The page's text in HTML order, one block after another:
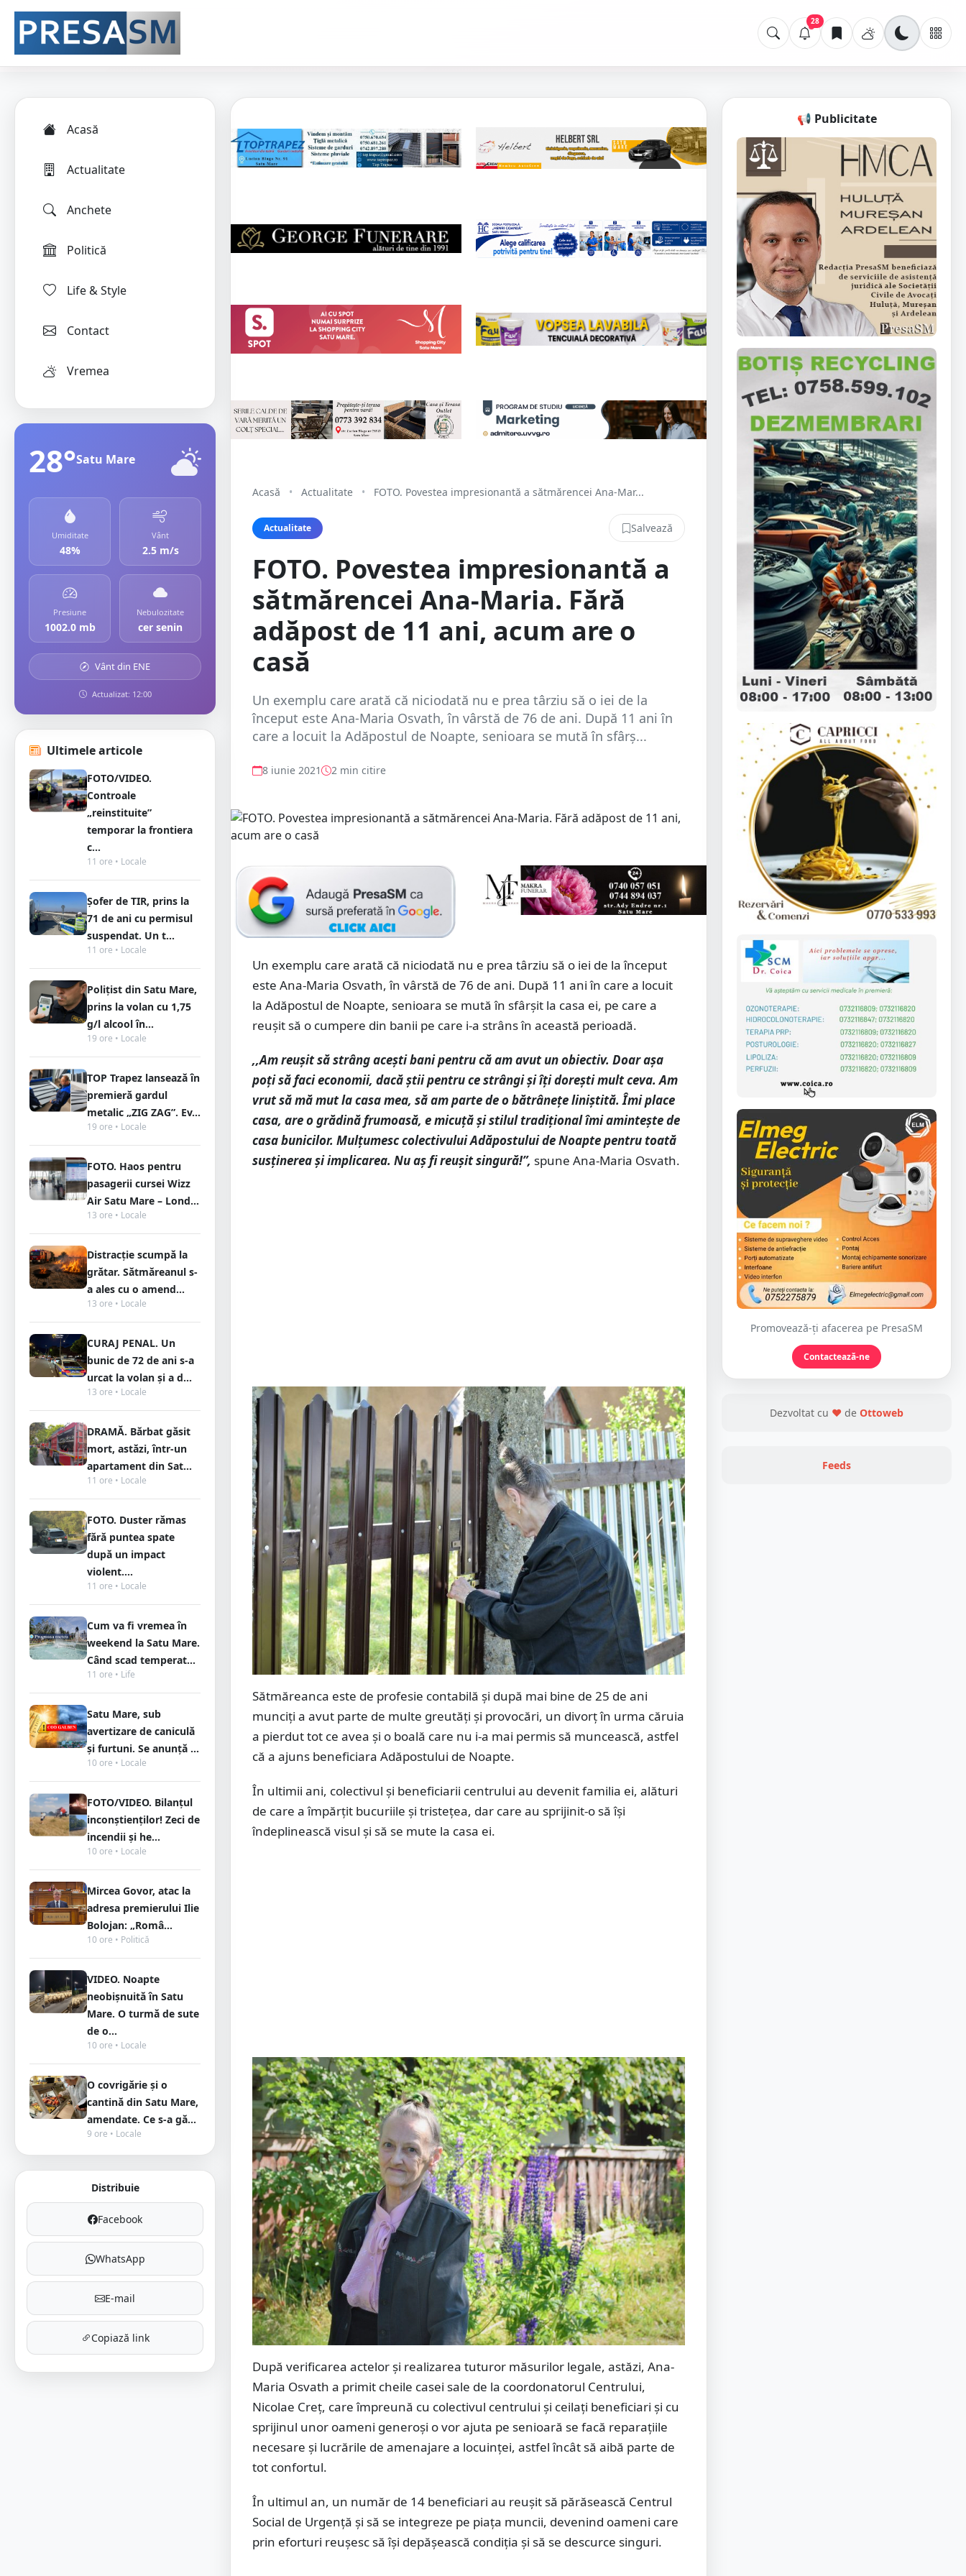
28
Acasă
Actualitate
Anchete
Politică
Life & Style
Contact
Vremea
28°Satu Mare
Umiditate
48%
Vânt
2.5 m/s
Presiune
1002.0 mb
Nebulozitate
cer senin
Vânt din ENE
Actualizat: 12:00
Ultimele articole
FOTO/VIDEO.
Controale
„reinstituite”
temporar la frontiera
c...
11 ore • Locale
Șofer de TIR, prins la
71 de ani cu permisul
suspendat. Un t...
11 ore • Locale
Polițist din Satu Mare,
prins la volan cu 1,75
g/l alcool în...
19 ore • Locale
TOP Trapez lansează în
premieră gardul
metalic „ZIG ZAG”. Ev...
19 ore • Locale
FOTO. Haos pentru
pasagerii cursei Wizz
Air Satu Mare – Lond...
13 ore • Locale
Distracție scumpă la
grătar. Sătmăreanul s-
a ales cu o amend...
13 ore • Locale
CURAJ PENAL. Un
bunic de 72 de ani s-a
urcat la volan și a d...
13 ore • Locale
DRAMĂ. Bărbat găsit
mort, astăzi, într-un
apartament din Sat...
11 ore • Locale
FOTO. Duster rămas
fără puntea spate
după un impact
violent....
11 ore • Locale
Cum va fi vremea în
weekend la Satu Mare.
Când scad temperat...
11 ore • Life
Satu Mare, sub
avertizare de caniculă
și furtuni. Se anunță ...
10 ore • Locale
FOTO/VIDEO. Bilanțul
inconștienților! Zeci de
incendii și he...
10 ore • Locale
Mircea Govor, atac la
adresa premierului Ilie
Bolojan: „Româ...
10 ore • Politică
VIDEO. Noapte
neobișnuită în Satu
Mare. O turmă de sute
de o...
10 ore • Locale
O covrigărie și o
cantină din Satu Mare,
amendate. Ce s-a gă...
9 ore • Locale
Distribuie
Facebook
WhatsApp
E-mail
Copiază link
Acasă • Actualitate • FOTO. Povestea impresionantă a sătmărencei Ana-Mar...
Actualitate Salvează
FOTO. Povestea impresionantă a
sătmărencei Ana-Maria. Fără
adăpost de 11 ani, acum are o
casă
Un exemplu care arată că niciodată nu e prea târziu să o iei de la
început este Ana-Maria Osvath, în vârstă de 76 de ani. După 11 ani în
care a locuit la Adăpostul de Noapte, senioara se mută în sfârș...
8 iunie 2021 2 min citire
Un exemplu care arată că niciodată nu e prea târziu să o iei de la început
este Ana-Maria Osvath, în vârstă de 76 de ani. După 11 ani în care a locuit
la Adăpostul de Noapte, senioara se mută în sfârșit la casa ei, pe care a
reușit să o cumpere din banii pe care i-a strâns în această perioadă.
,,Am reușit să strâng acești bani pentru că am avut un obiectiv. Doar așa
poți să faci economii, dacă știi pentru ce strângi și îți dorești mult ceva. Am
vrut să mă mut la casa mea, să am parte de o bătrânețe liniștită. Îmi place
casa, are o grădină frumoasă, e micuță și stilul tradițional îmi amintește de
casa bunicilor. Mulțumesc colectivului Adăpostului de Noapte pentru toată
susținerea și implicarea. Nu aș fi reușit singură!”, spune Ana-Maria Osvath.
Sătmăreanca este de profesie contabilă și după mai bine de 25 de ani
munciți a avut parte de multe greutăți și provocări, un divorț în urma căruia
a pierdut tot ce avea și o boală care nu i-a mai permis să muncească, astfel
că a ajuns beneficiara Adăpostului de Noapte.
În ultimii ani, colectivul și beneficiarii centrului au devenit familia ei, alături
de care a împărțit bucuriile și tristețea, dar care au sprijinit-o să își
îndeplinească visul și să se mute la casa ei.
După verificarea actelor și realizarea tuturor măsurilor legale, astăzi, Ana-
Maria Osvath a primit cheile casei sale de la coordonatorul Centrului,
Nicolae Creț, care împreună cu colectivul centrului și ceilați beneficiari și cu
sprijinul unor oameni generoși o vor ajuta pe senioară se facă reparațiile
necesare și lucrările de amenajare a locuinței, astfel încât să aibă parte de
tot confortul.
În ultimul an, un număr de 14 beneficiari au reușit să părăsească Centrul
Social de Urgență și să se integreze pe piața muncii, devenind oameni care
prin eforturi reușesc să își depășească condiția și să se descurce singuri.
📢 Publicitate
Promovează-ți afacerea pe PresaSM
Contactează-ne
Dezvoltat cu ❤ de Ottoweb
Feeds